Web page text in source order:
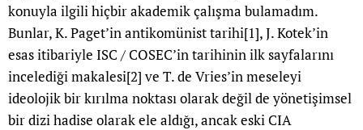
konuyla ilgili hiçbir akademik çalışma bulamadım.
Bunlar, K. Paget’in antikomünist tarihi[1], J. Kotek’in
esas itibariyle ISC / COSEC’in tarihinin ilk sayfalarını
incelediği makalesi[2] ve T. de Vries’in meseleyi
ideolojik bir kırılma noktası olarak değil de yönetişimsel
bir dizi hadise olarak ele aldığı, ancak eski CIA